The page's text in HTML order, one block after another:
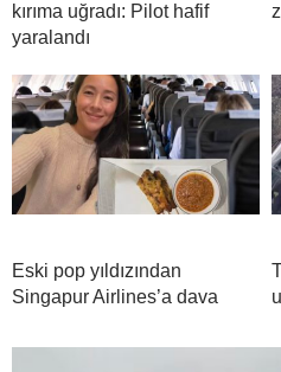
kırıma uğradı: Pilot hafif
yaralandı
Eski pop yıldızından
Singapur Airlines’a dava